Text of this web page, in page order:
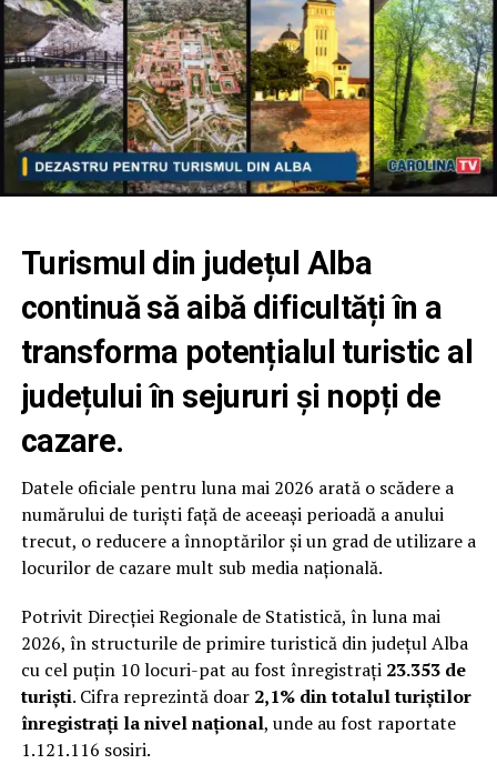
Turismul din județul Alba
continuă să aibă dificultăți în a
transforma potențialul turistic al
județului în sejururi și nopți de
cazare.
Datele oficiale pentru luna mai 2026 arată o scădere a
numărului de turiști față de aceeași perioadă a anului
trecut, o reducere a înnoptărilor și un grad de utilizare a
locurilor de cazare mult sub media națională.
Potrivit Direcției Regionale de Statistică, în luna mai
2026, în structurile de primire turistică din județul Alba
cu cel puțin 10 locuri-pat au fost înregistrați 23.353 de
turiști. Cifra reprezintă doar 2,1% din totalul turiștilor
înregistrați la nivel național, unde au fost raportate
1.121.116 sosiri.